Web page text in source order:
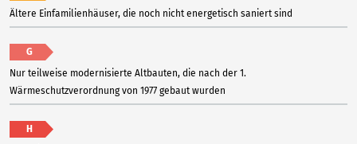
Ältere Einfamilienhäuser, die noch nicht energetisch saniert sind
G
Nur teilweise modernisierte Altbauten, die nach der 1.
Wärmeschutzverordnung von 1977 gebaut wurden
H